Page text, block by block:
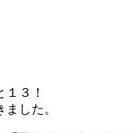
３！
した。